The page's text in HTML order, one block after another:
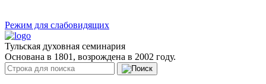
Режим для слабовидящих
Тульская духовная семинария
Основана в 1801, возрождена в 2002 году.